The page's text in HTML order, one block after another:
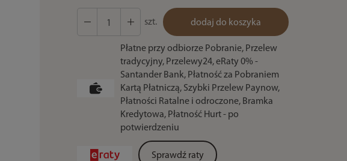
szt. dodaj do koszyka
Płatne przy odbiorze Pobranie, Przelew
tradycyjny, Przelewy24, eRaty 0% -
Santander Bank, Płatność za Pobraniem
Kartą Płatniczą, Szybki Przelew Paynow,
Płatności Ratalne i odroczone, Bramka
Kredytowa, Płatność Hurt - po
potwierdzeniu
Sprawdź raty